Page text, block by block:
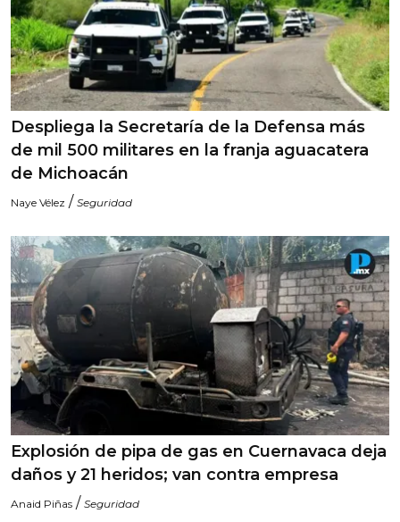
Despliega la Secretaría de la Defensa más
de mil 500 militares en la franja aguacatera
de Michoacán
Naye Vélez / Seguridad
Explosión de pipa de gas en Cuernavaca deja
daños y 21 heridos; van contra empresa
Anaid Piñas / Seguridad